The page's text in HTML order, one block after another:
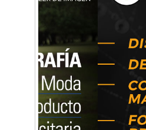
Artística ApasionArte
Artística Catalina
Artística Veral